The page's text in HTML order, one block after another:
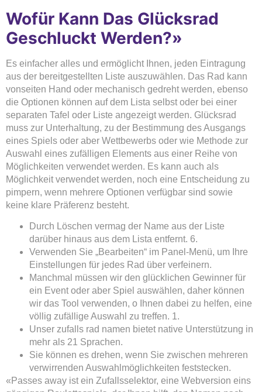
Wofür Kann Das Glücksrad
Geschluckt Werden?»
Es einfacher alles und ermöglicht Ihnen, jeden Eintragung
aus der bereitgestellten Liste auszuwählen. Das Rad kann
vonseiten Hand oder mechanisch gedreht werden, ebenso
die Optionen können auf dem Lista selbst oder bei einer
separaten Tafel oder Liste angezeigt werden. Glücksrad
muss zur Unterhaltung, zu der Bestimmung des Ausgangs
eines Spiels oder aber Wettbewerbs oder wie Methode zur
Auswahl eines zufälligen Elements aus einer Reihe von
Möglichkeiten verwendet werden. Es kann auch als
Möglichkeit verwendet werden, noch eine Entscheidung zu
pimpern, wenn mehrere Optionen verfügbar sind sowie
keine klare Präferenz besteht.
Durch Löschen vermag der Name aus der Liste
darüber hinaus aus dem Lista entfernt. 6.
Verwenden Sie „Bearbeiten“ im Panel-Menü, um Ihre
Einstellungen für jedes Rad über verfeinern.
Manchmal müssen wir den glücklichen Gewinner für
ein Event oder aber Spiel auswählen, daher können
wir das Tool verwenden, o Ihnen dabei zu helfen, eine
völlig zufällige Auswahl zu treffen. 1.
Unser zufalls rad namen bietet native Unterstützung in
mehr als 21 Sprachen.
Sie können es drehen, wenn Sie zwischen mehreren
verwirrenden Auswahlmöglichkeiten feststecken.
«Passes away ist ein Zufallsselektor, eine Webversion eins